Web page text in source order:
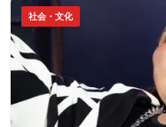
社会・文化